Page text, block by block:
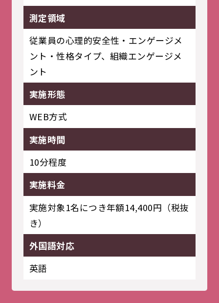
測定領域
従業員の心理的安全性・エンゲージメ
ント・性格タイプ、組織エンゲージメ
ント
実施形態
WEB方式
実施時間
10分程度
実施料金
実施対象1名につき年額14,400円（税抜
き）
外国語対応
英語